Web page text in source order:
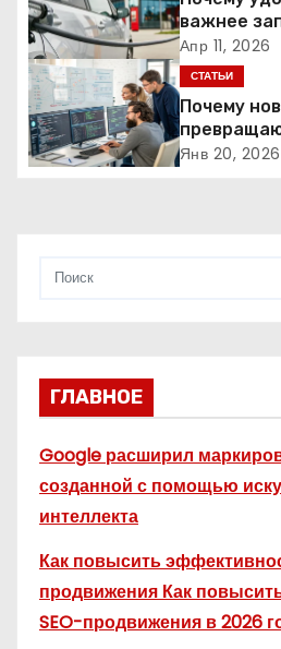
а
п
и
важнее
Апр 11, 2026
СТАТЬИ
Почему
Янв 20, 2026
ГЛАВНОЕ
Google расширил
созданной с помощью
интеллекта
Как повысить
продвижения Как
SEO-продвижения в 2026